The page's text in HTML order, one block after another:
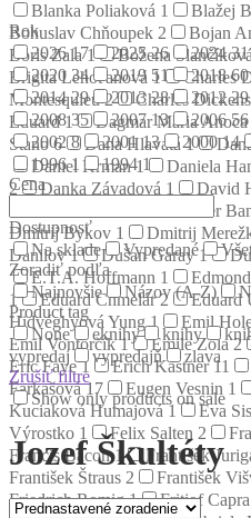
Blanka Poliaková 1 Blažej
Bohuslav Chňoupek 2 Bojan
Boris Zala1 Božena
Brigita Lehoťanová 1 Charles
Montesquieu2 Charles
Eduard1 Dagmar Mária Anoca
Stano6 Dana Hlavatá1
Daniel Krman1 Daniela
2
Danka Závadová 1 David
Dezider
Dmitrij Bykov 1 Dmitrij
Danilov1 Dušan Garay1
E.T.A. Hoffmann 1
1
Eduard Chmelár2 Eduard
Hidvéghyová Yung1 Emil
Emil Vontorčík1 Émile Zola2
Eric Faye1 Erich Kästner11
Farkašová17 Eugen Vesnin 1
Kuciaková Humajová1 Eva
Výrostko 1 Felix Salten 2
Francis Bacon1 František
František Štraus 2 František
Friedrich Romig1 Fritjof Capra
Rok
202617 202526 202431
2020 34 2019 51 201860
201429 201328 201229
200835 200713 200656
20028 200113 200014
19961 19941
Cena
Dostupnosť
Na sklade
Vypredané
Zoradiť podľa
Najnovšie
Názov (A-Z)
Product tag
None
eknihy knihy
vypredaj
vypredajň
zlava
Zrušiť filtre
Show only products on sale
Jozef Škultéty